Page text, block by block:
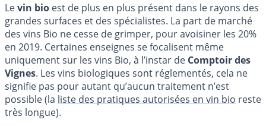
Levin bio est de plus en plus présent dans le rayons des
grandes surfaces et des spécialistes. La part de marché
des vins Bio ne cesse de grimper, pour avoisiner les 20%
en 2019. Certaines enseignes se focalisent même
uniquement sur les vins Bio, à l’instar de Comptoir des
Vignes. Les vins biologiques sont réglementés, cela ne
signifie pas pour autant qu’aucun traitement n’est
possible (la liste des pratiques autorisées en vin bio reste
très longue).